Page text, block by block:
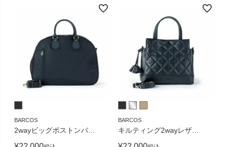
BARCOS
2wayビッグボストンバ…
BARCOS
キルティング2wayレザ